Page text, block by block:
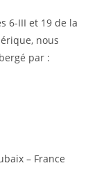
6-III et 19 de la
nous
par :
– France